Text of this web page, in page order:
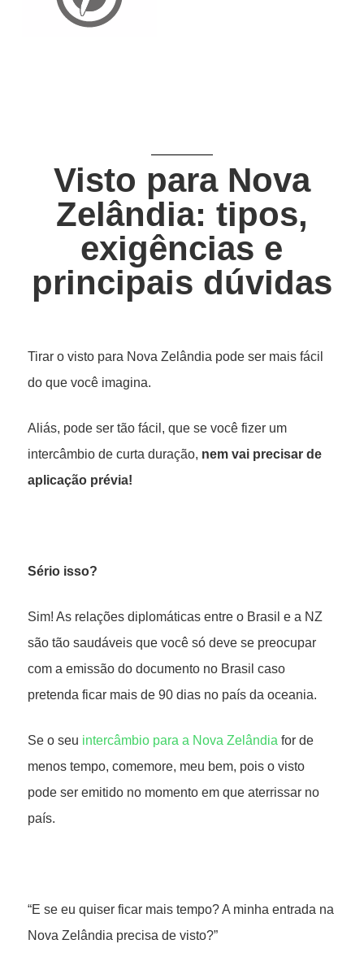
Visto para Nova
Zelândia: tipos,
exigências e
principais dúvidas
Tirar o visto para Nova Zelândia pode ser mais fácil
do que você imagina.
Aliás, pode ser tão fácil, que se você fizer um
intercâmbio de curta duração, nem vai precisar de
aplicação prévia!
Sério isso?
Sim! As relações diplomáticas entre o Brasil e a NZ
são tão saudáveis que você só deve se preocupar
com a emissão do documento no Brasil caso
pretenda ficar mais de 90 dias no país da oceania.
Se o seu intercâmbio para a Nova Zelândia for de
menos tempo, comemore, meu bem, pois o visto
pode ser emitido no momento em que aterrissar no
país.
“E se eu quiser ficar mais tempo? A minha entrada na
Nova Zelândia precisa de visto?”